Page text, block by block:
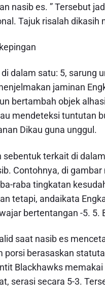
nasib es. ” Tersebut
Tajuk risalah
dalam satu: 5, sarung
jaminan
bertambah objek
mendeteksi tuntutan
Dikau guna unggul.
sebentuk terkait di
Contohnya, di
raba tingkatan
tetapi, andaikata
bertentangan -5.
saat nasib es
porsi berasaskan
Blackhawks
serasi secara 5-3.